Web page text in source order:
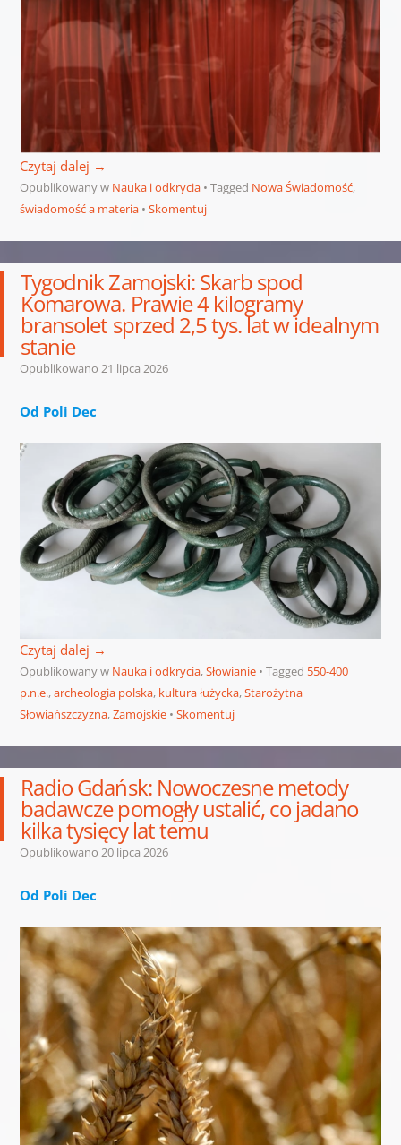
Czytaj dalej →
Opublikowany w Nauka i odkrycia Tagged Nowa Świadomość,
świadomość a materia
Skomentuj
Tygodnik Zamojski: Skarb spod
Komarowa. Prawie 4 kilogramy
bransolet sprzed 2,5 tys. lat w idealnym
stanie
Opublikowano 21 lipca 2026
Od Poli Dec
Czytaj dalej →
Opublikowany w Nauka i odkrycia,Słowianie Tagged 550-400
p.n.e.,archeologia polska, kultura łużycka,Starożytna
Słowiańszczyzna,Zamojskie Skomentuj
Radio Gdańsk: Nowoczesne metody
badawcze pomogły ustalić, co jadano
kilka tysięcy lat temu
Opublikowano 20 lipca 2026
Od Poli Dec